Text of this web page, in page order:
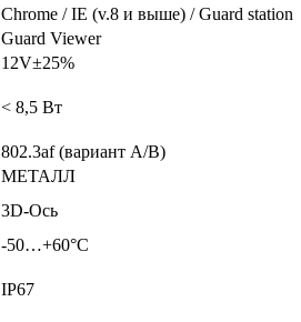
Chrome / IE (v.8 и выше) / Guard station
Guard Viewer
12V±25%
< 8,5 Вт
802.3af (вариант А/В)
МЕТАЛЛ
3D-Ось
-50…+60°C
IP67